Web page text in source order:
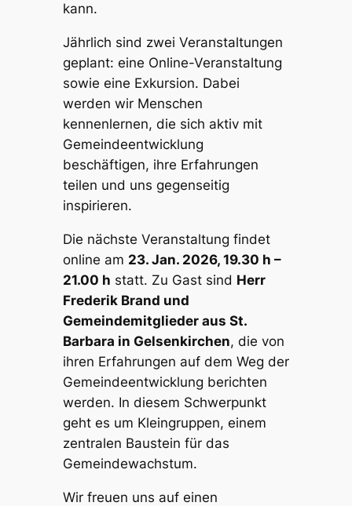
kann.
Jährlich sind zwei Veranstaltungen
geplant: eine Online-Veranstaltung
sowie eine Exkursion. Dabei
werden wir Menschen
kennenlernen, die sich aktiv mit
Gemeindeentwicklung
beschäftigen, ihre Erfahrungen
teilen und uns gegenseitig
inspirieren.
Die nächste Veranstaltung findet
online am 23. Jan. 2026, 19.30 h –
21.00 h statt. Zu Gast sind Herr
Frederik Brand und
Gemeindemitglieder aus St.
Barbara in Gelsenkirchen, die von
ihren Erfahrungen auf dem Weg der
Gemeindeentwicklung berichten
werden. In diesem Schwerpunkt
geht es um Kleingruppen, einem
zentralen Baustein für das
Gemeindewachstum.
Wir freuen uns auf einen